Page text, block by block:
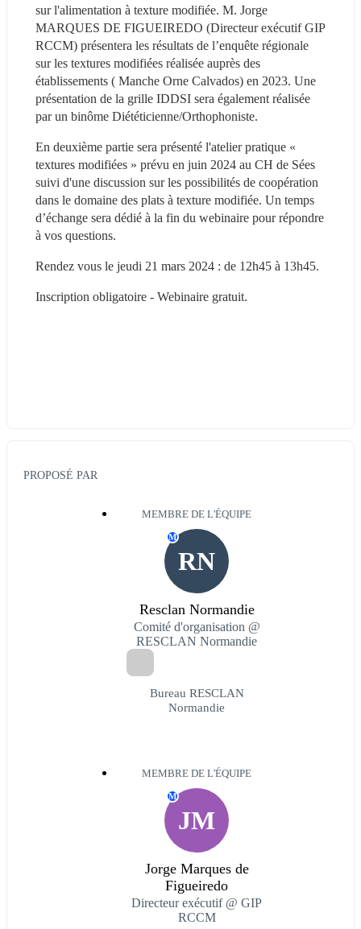
sur l'alimentation à texture modifiée. M. Jorge
MARQUES DE FIGUEIREDO (Directeur exécutif GIP
RCCM) présentera les résultats de l’enquête régionale
sur les textures modifiées réalisée auprès des
établissements ( Manche Orne Calvados) en 2023. Une
présentation de la grille IDDSI sera également réalisée
par un binôme Diététicienne/Orthophoniste.
En deuxième partie sera présenté l'atelier pratique «
textures modifiées » prévu en juin 2024 au CH de Sées
suivi d'une discussion sur les possibilités de coopération
dans le domaine des plats à texture modifiée. Un temps
d’échange sera dédié à la fin du webinaire pour répondre
à vos questions.
Rendez vous le jeudi 21 mars 2024 : de 12h45 à 13h45.
Inscription obligatoire - Webinaire gratuit.
PROPOSÉ PAR
MEMBRE DE L'ÉQUIPE
RN
M
Resclan Normandie
Comité d'organisation @
RESCLAN Normandie
Bureau RESCLAN
Normandie
MEMBRE DE L'ÉQUIPE
JM
M
Jorge Marques de
Figueiredo
Directeur exécutif @ GIP
RCCM